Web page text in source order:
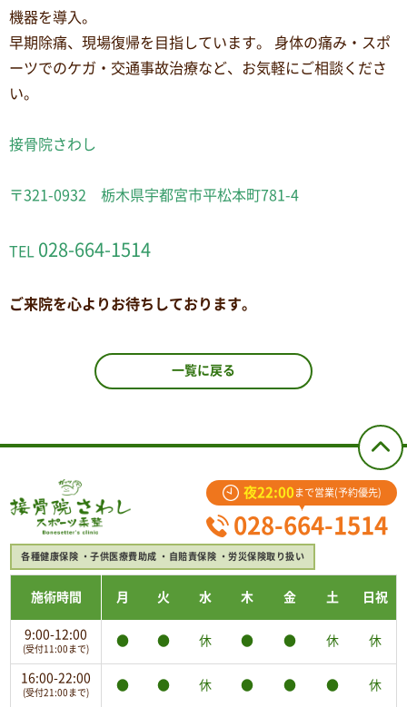
機器を導入。
早期除痛、現場復帰を目指しています。 身体の痛み・スポ
ーツでのケガ・交通事故治療など、お気軽にご相談くださ
い。
接骨院さわし
〒321-0932 栃木県宇都宮市平松本町781-4
TEL 028-664-1514
ご来院を心よりお待ちしております。
一覧に戻る
夜22:00 まで営業(予約優先)
028-664-1514
各種健康保険 子供医療費助成 自賠責保険 労災保険取り扱い
施術時間 月 火 水 木 金 土 日祝
9:00-12:00
(受付11:00まで)
● ● 休 ● ● 休 休
16:00-22:00
(受付21:00まで)
● ● 休 ● ● ● 休